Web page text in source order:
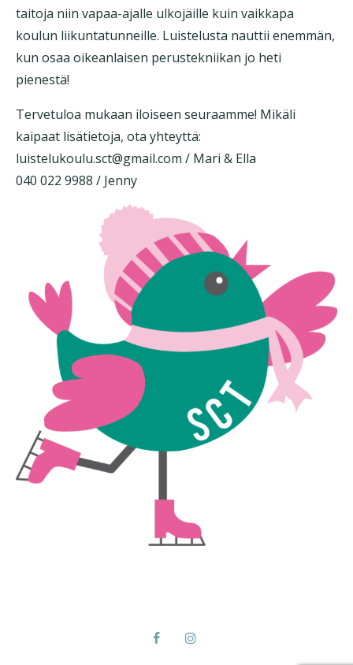
taitoja niin vapaa-ajalle ulkojäille kuin vaikkapa
koulun liikuntatunneille. Luistelusta nauttii enemmän,
kun osaa oikeanlaisen perustekniikan jo heti
pienestä! ​
Tervetuloa mukaan iloiseen seuraamme! Mikäli
kaipaat lisätietoja, ota yhteyttä:
luistelukoulu.sct@gmail.com / Mari & Ella
040 022 9988 / Jenny